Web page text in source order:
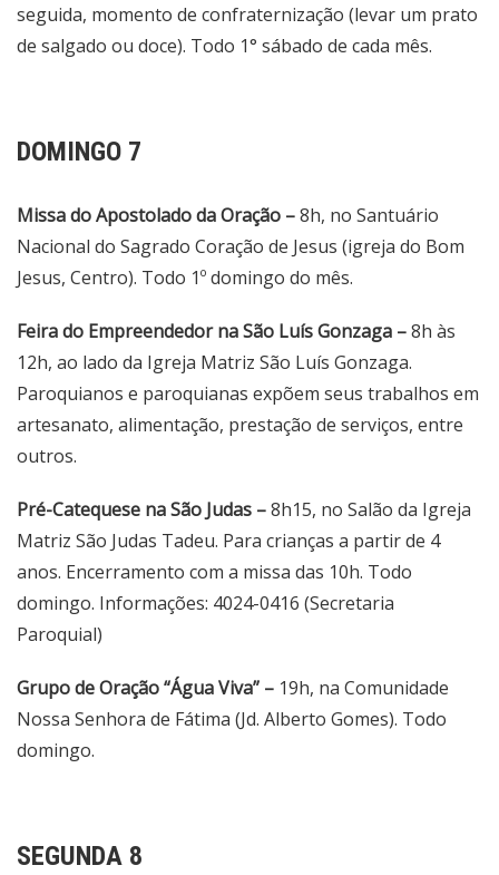
seguida, momento de confraternização (levar um prato
de salgado ou doce). Todo 1° sábado de cada mês.
DOMINGO 7
Missa do Apostolado da Oração –8h, no Santuário
Nacional do Sagrado Coração de Jesus (igreja do Bom
Jesus, Centro). Todo 1º domingo do mês.
Feira do Empreendedor na São Luís Gonzaga –8h às
12h, ao lado da Igreja Matriz São Luís Gonzaga.
Paroquianos e paroquianas expõem seus trabalhos em
artesanato, alimentação, prestação de serviços, entre
outros.
Pré-Catequese na São Judas –8h15, no Salão da Igreja
Matriz São Judas Tadeu. Para crianças a partir de 4
anos. Encerramento com a missa das 10h. Todo
domingo. Informações: 4024-0416 (Secretaria
Paroquial)
Grupo de Oração “Água Viva” – 19h, na Comunidade
Nossa Senhora de Fátima (Jd. Alberto Gomes). Todo
domingo.
SEGUNDA 8